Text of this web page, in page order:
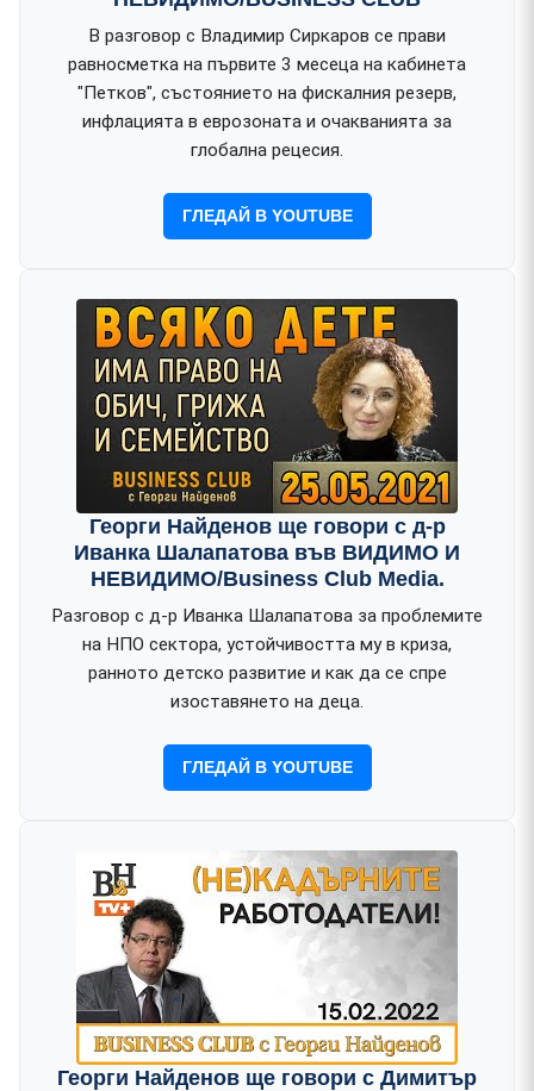
В разговор с Владимир Сиркаров се прави
равносметка на първите 3 месеца на кабинета
"Петков", състоянието на фискалния резерв,
инфлацията в еврозоната и очакванията за
глобална рецесия.
ГЛЕДАЙ В YOUTUBE
Георги Найденов ще говори с д-р
Иванка Шалапатова във ВИДИМО И
НЕВИДИМО/Business Club Media.
Разговор с д-р Иванка Шалапатова за проблемите
на НПО сектора, устойчивостта му в криза,
ранното детско развитие и как да се спре
изоставянето на деца.
ГЛЕДАЙ В YOUTUBE
Георги Найденов ще говори с Димитър